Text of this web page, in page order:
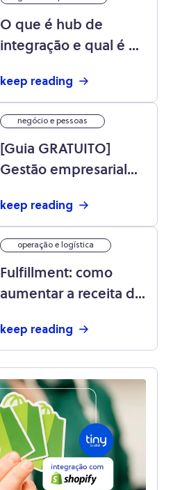
O que é hub de
integração e qual é o
para o seu negócio?
keep reading
negócio e pessoas
[Guia GRATUITO]
Gestão empresarial
médios negócios:
keep reading
operação e logística
Fulfillment: como
aumentar a receita do
keep reading